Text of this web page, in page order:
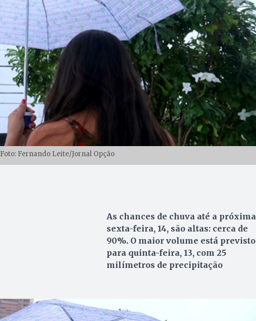
Foto: Fernando Leite/Jornal Opção
As chances de chuva até a próxima
sexta-feira, 14, são altas: cerca de
90%. O maior volume está previsto
para quinta-feira, 13, com 25
milímetros de precipitação